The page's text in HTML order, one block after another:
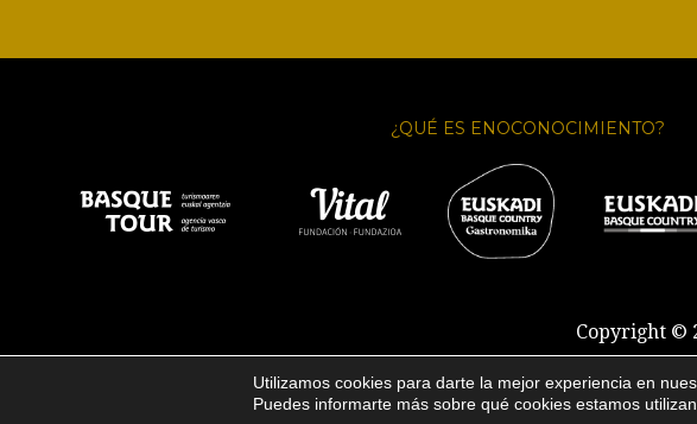
¿QUÉ ES ENOCONOCIMIENTO?
Copyright ©
Utilizamos cookies para darte la mejor experiencia en
Puedes informarte más sobre qué cookies estamos